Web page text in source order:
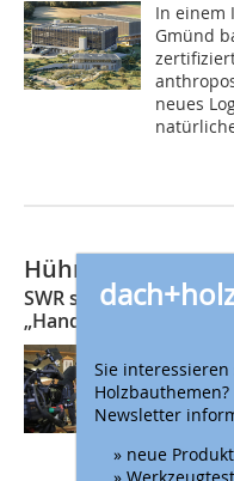
Sie
Newsletter
» neue
»
In einem
Gmünd
neues
Hühner-Pagode
SWR sendet am 9.
„Handwerkskunst“ mit
Zu
Pagode
Beitrag
April, ab
der...